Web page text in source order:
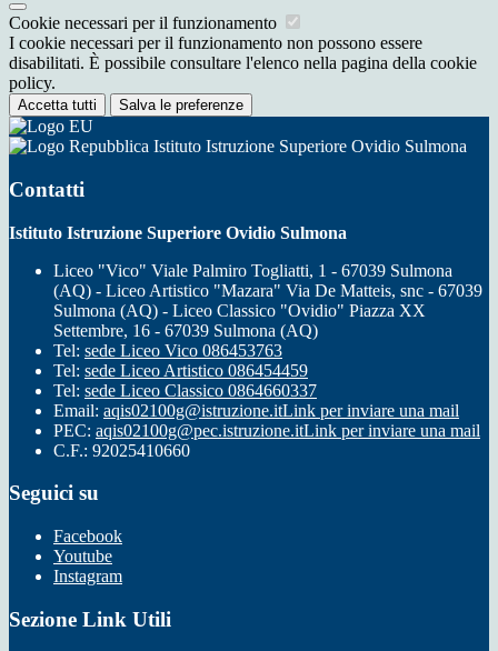
Cookie necessari per il funzionamento
I cookie necessari per il funzionamento non possono essere
disabilitati. È possibile consultare l'elenco nella pagina della cookie
policy.
Accetta tutti Salva le preferenze
Istituto Istruzione Superiore Ovidio Sulmona
Contatti
Istituto Istruzione Superiore Ovidio Sulmona
Liceo "Vico" Viale Palmiro Togliatti, 1 - 67039 Sulmona
(AQ) - Liceo Artistico "Mazara" Via De Matteis, snc - 67039
Sulmona (AQ) - Liceo Classico "Ovidio" Piazza XX
Settembre, 16 - 67039 Sulmona (AQ)
Tel: sede Liceo Vico 086453763
Tel: sede Liceo Artistico 086454459
Tel: sede Liceo Classico 0864660337
Email: aqis02100g@istruzione.itLink per inviare una mail
PEC: aqis02100g@pec.istruzione.itLink per inviare una mail
C.F.: 92025410660
Seguici su
Facebook
Youtube
Instagram
Sezione Link Utili